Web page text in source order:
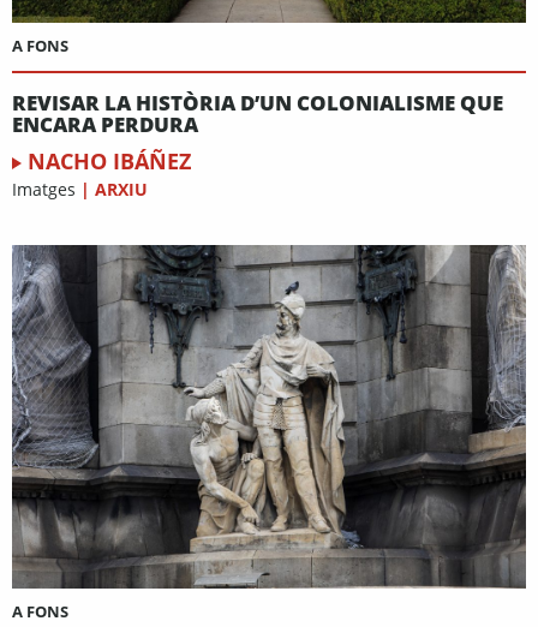
A FONS
REVISAR LA HISTÒRIA D’UN COLONIALISME QUE
ENCARA PERDURA
NACHO IBÁÑEZ
Imatges | ARXIU
A FONS